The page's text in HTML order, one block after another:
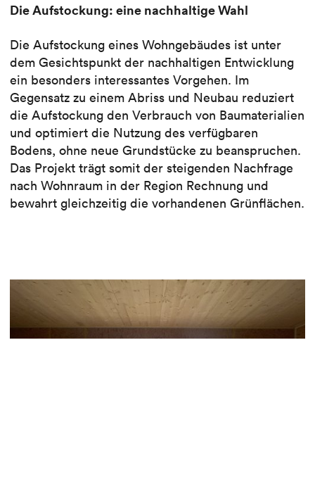
Die Aufstockung: eine nachhaltige Wahl
Die Aufstockung eines Wohngebäudes ist unter
dem Gesichtspunkt der nachhaltigen Entwicklung
ein besonders interessantes Vorgehen. Im
Gegensatz zu einem Abriss und Neubau reduziert
die Aufstockung den Verbrauch von Baumaterialien
und optimiert die Nutzung des verfügbaren
Bodens, ohne neue Grundstücke zu beanspruchen.
Das Projekt trägt somit der steigenden Nachfrage
nach Wohnraum in der Region Rechnung und
bewahrt gleichzeitig die vorhandenen Grünflächen.